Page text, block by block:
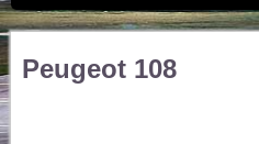
Peugeot 108